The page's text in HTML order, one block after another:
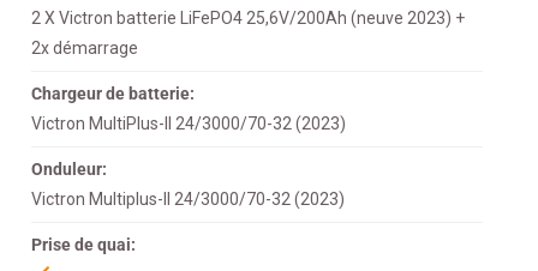
2 X Victron batterie LiFePO4 25,6V/200Ah (neuve 2023) +
2x démarrage
Chargeur de batterie:
Victron MultiPlus-II 24/3000/70-32 (2023)
Onduleur:
Victron Multiplus-II 24/3000/70-32 (2023)
Prise de quai: